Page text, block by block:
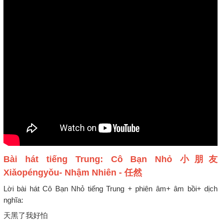
Bài hát tiếng Trung: Cô Bạn Nhỏ 小朋友
Xiǎopéngyǒu- Nhậm Nhiên - 任然
Lời bài hát Cô Bạn Nhỏ tiếng Trung + phiên âm+ âm bồi+ dịch
nghĩa:
天黑了我好怕